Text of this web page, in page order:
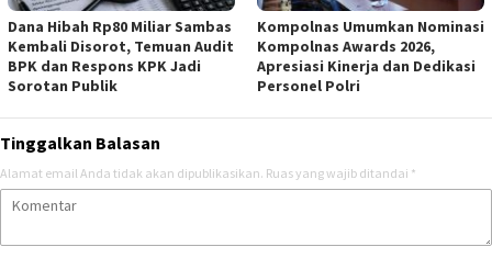
Dana Hibah Rp80 Miliar Sambas
Kembali Disorot, Temuan Audit
BPK dan Respons KPK Jadi
Sorotan Publik
Kompolnas Umumkan Nominasi
Kompolnas Awards 2026,
Apresiasi Kinerja dan Dedikasi
Personel Polri
Tinggalkan Balasan
Alamat email Anda tidak akan dipublikasikan. Ruas yang wajib ditandai *